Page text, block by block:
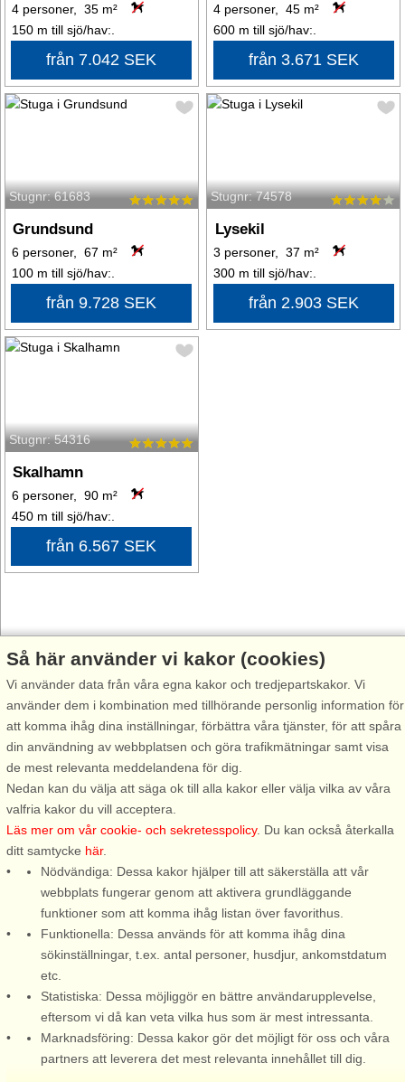
4 personer, 35 m²
150 m till sjö/hav:.
från 7.042 SEK
4 personer, 45 m²
600 m till sjö/hav:.
från 3.671 SEK
Stugnr: 61683
Grundsund
6 personer, 67 m²
100 m till sjö/hav:.
från 9.728 SEK
Stugnr: 74578
Lysekil
3 personer, 37 m²
300 m till sjö/hav:.
från 2.903 SEK
Stugnr: 54316
Skalhamn
6 personer, 90 m²
450 m till sjö/hav:.
från 6.567 SEK
Lysekil är fullt av vackra platser, välkommen att hitta din egen
favoritplats. Man möts av en otrolig kustlinje med sina holmar och
skär, att komma ut i skärgården är väl värt ett besök när man är här.
Tycker du om fisk och skaldjur är Lysekil den självklara platsen att
vara på, här kan man avnjuta havets läckerheter oavsett årstid.
Utbudet av lokalproducerad mat är överraskande stort, här finns
något för alla smaker. För den badsugne är möjligheten till ett
svalkande dopp aldrig långt borta och på vissa platser finns
badstegar ilagda året om för den den som vill ta sig ett vinterbad. På
anvisade platser får även våra fyrbenta vänner möjlighet att doppa
tassarna.
Västerhavspromenaden inbjuder till många fina intryck under den
1100 meter långa bryggpromenaden utmed granitklippor och
fantastisk utsikt över det glittrande havet. Det går fint att ta sig runt
med såväl barnvagn som rullator och det finns två grillplatser om
magarna börjar kurra. Det finns gott om viloplatser, bänkar och
badstegar längs promenaden - för den modige även ett hopptorn.
Lysekil är det perfekta resmålet för allifrån den lekfulla familjen till
den livsnjutande pensionären, välkomna!
Så här använder vi kakor (cookies)
Vi använder data från våra egna kakor och tredjepartskakor. Vi
använder dem i kombination med tillhörande personlig information för
att komma ihåg dina inställningar, förbättra våra tjänster, för att spåra
din användning av webbplatsen och göra trafikmätningar samt visa
de mest relevanta meddelandena för dig.
Nedan kan du välja att säga ok till alla kakor eller välja vilka av våra
valfria kakor du vill acceptera.
Läs mer om vår cookie- och sekretesspolicy. Du kan också återkalla
ditt samtycke här.
Nödvändiga: Dessa kakor hjälper till att säkerställa att vår
webbplats fungerar genom att aktivera grundläggande
funktioner som att komma ihåg listan över favorithus.
Funktionella: Dessa används för att komma ihåg dina
sökinställningar, t.ex. antal personer, husdjur, ankomstdatum
etc.
Statistiska: Dessa möjliggör en bättre användarupplevelse,
eftersom vi då kan veta vilka hus som är mest intressanta.
Marknadsföring: Dessa kakor gör det möjligt för oss och våra
partners att leverera det mest relevanta innehållet till dig.